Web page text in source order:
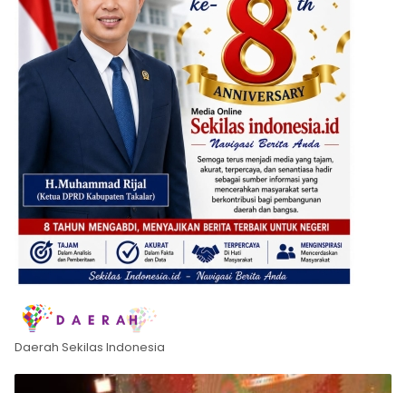
Daerah Sekilas Indonesia